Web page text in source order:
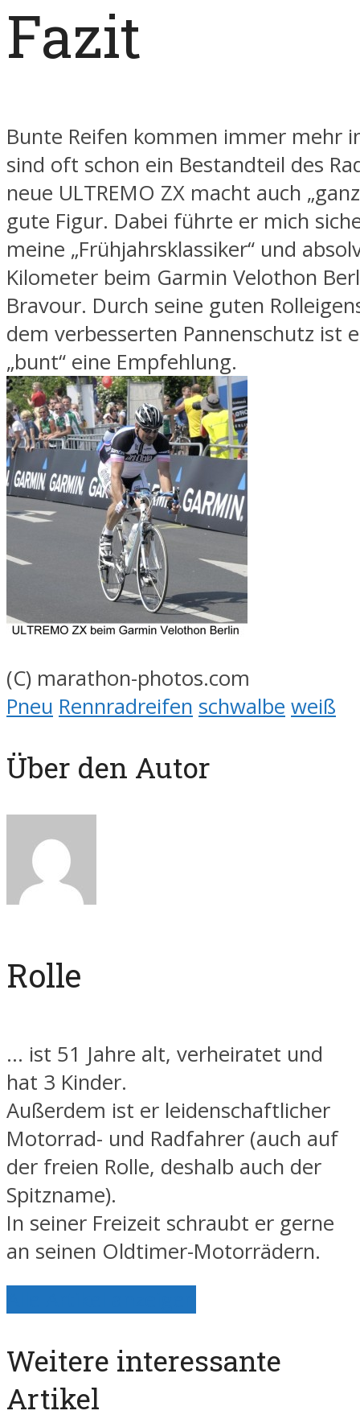
Fazit
Bunte Reifen kommen immer mehr
sind oft schon ein Bestandteil des
neue ULTREMO ZX macht auch
gute Figur. Dabei führte er mich
meine „Frühjahrsklassiker“ und
Kilometer beim Garmin Velothon
Bravour. Durch seine guten
dem verbesserten Pannenschutz ist
„bunt“ eine Empfehlung.
(C) marathon-photos.com
Pneu Rennradreifen schwalbe weiß
Über den Autor
Rolle
... ist 51 Jahre alt, verheiratet und
hat 3 Kinder.
Außerdem ist er leidenschaftlicher
Motorrad- und Radfahrer (auch auf
der freien Rolle, deshalb auch der
Spitzname).
In seiner Freizeit schraubt er gerne
an seinen Oldtimer-Motorrädern.
Weitere interessante
Artikel